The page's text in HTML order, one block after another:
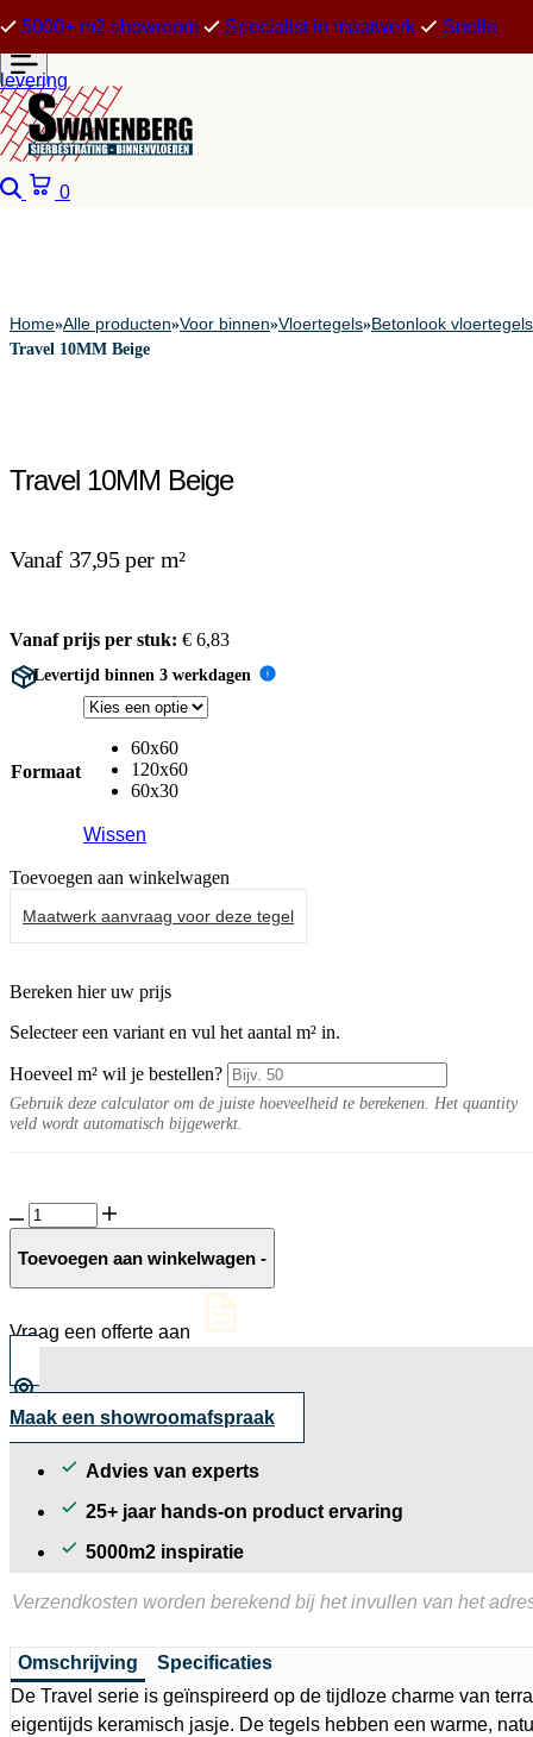
5000+ m2 showroom Specialist in maatwerk Snelle
levering
Zoeken
0
Home»Alle producten»Voor binnen»Vloertegels»Betonlook vloertegels
Travel 10MM Beige
Travel 10MM Beige
Vanaf 37,95 per m²
Vanaf prijs per stuk: € 6,83
Levertijd binnen 3 werkdagen i
Formaat
60x60
120x60
60x30
Wissen
Toevoegen aan winkelwagen
Maatwerk aanvraag voor deze tegel
Bereken hier uw prijs
Selecteer een variant en vul het aantal m² in.
Hoeveel m² wil je bestellen?
Gebruik deze calculator om de juiste hoeveelheid te berekenen. Het quantity
veld wordt automatisch bijgewerkt.
Travel
10MM
Beige
Toevoegen aan winkelwagen -
Vraag een offerte aan
Maak een showroomafspraak
Advies van experts
25+ jaar hands-on product ervaring
5000m2 inspiratie
Verzendkosten worden berekend bij het invullen van het
Omschrijving
Specificaties
De Travel serie is geïnspireerd op de tijdloze charme van
eigentijds keramisch jasje. De tegels hebben een warme,